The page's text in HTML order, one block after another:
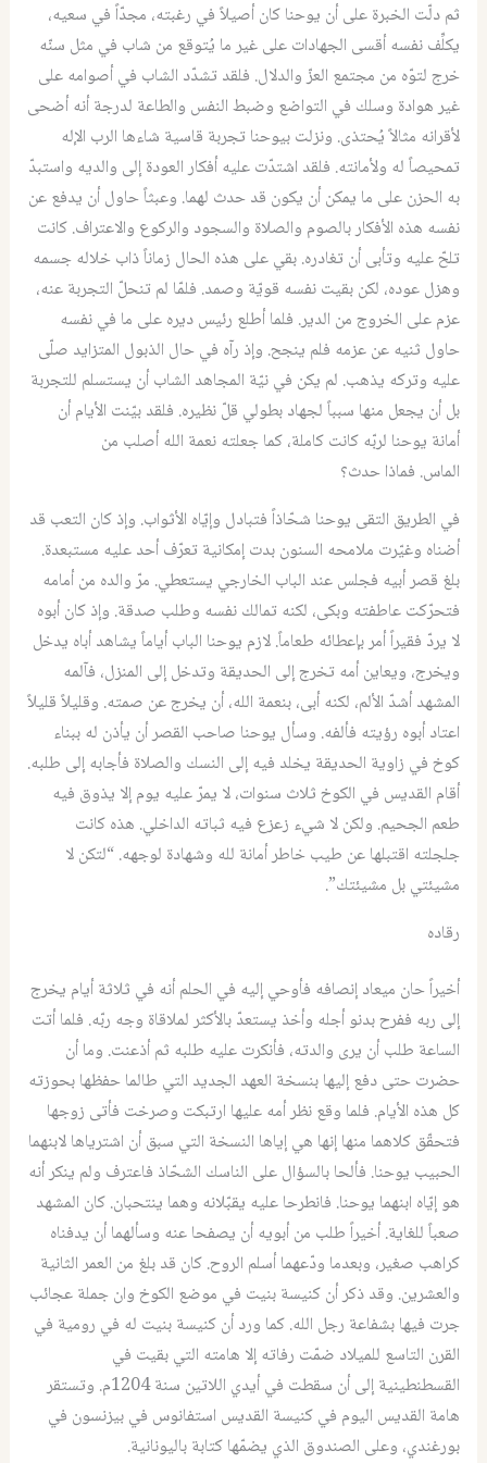
‏ثم دلّت الخبرة على أن يوحنا كان أصيلاً في رغبته، مجدّاً في سعيه،
يكلِّف نفسه أقسى الجهادات على غير ما يُتوقع من شاب في مثل سنّه
خرج لتوّه من مجتمع العزّ والدلال. فلقد تشدّد الشاب في أصوامه على
غير هوادة وسلك في التواضع وضبط النفس والطاعة لدرجة أنه أضحى
لأقرانه مثالاً يُحتذى. ‏ونزلت بيوحنا تجربة قاسية شاءها الرب الإله
تمحيصاً له ولأمانته. فلقد ‏اشتدّت عليه أفكار العودة إلى والديه واستبدّ
به الحزن على ما يمكن أن يكون قد حدث لهما. وعبثاً حاول أن يدفع عن
نفسه هذه الأفكار بالصوم والصلاة والسجود والركوع والاعتراف. كانت
تلحّ عليه وتأبى أن تغادره. بقي على هذه الحال زماناً ذاب خلاله جسمه
وهزل عوده، لكن بقيت نفسه قويّة وصمد. فلمّا لم تنحلّ التجربة عنه،
عزم على الخروج من الدير. فلما أطلع رئيس ديره على ما في نفسه
حاول ثنيه عن عزمه فلم ينجح. وإذ رآه في حال ‏الذبول المتزايد صلّى
عليه وتركه يذهب. ‏لم يكن في نيّة المجاهد الشاب أن يستسلم للتجربة
بل أن يجعل منها سبباً لجهاد بطولي قلّ نظيره. فلقد بيّنت الأيام أن
أمانة يوحنا لربّه كانت كاملة، ‏كما جعلته نعمة الله أصلب من
الماس. فماذا حدث؟
‏في الطريق التقى يوحنا شحّاذاً فتبادل وإيّاه الأثواب. وإذ كان التعب قد
أضناه وغيّرت ملامحه السنون بدت إمكانية تعرّف أحد عليه مستبعدة.
‏بلغ قصر أبيه فجلس عند الباب الخارجي يستعطي. مرّ والده من أمامه
فتحرّكت عاطفته وبكى، لكنه تمالك نفسه وطلب صدقة. وإذ كان أبوه
لا يردّ فقيراً أمر بإعطائه طعاماً. ‏لازم يوحنا الباب أياماً يشاهد أباه يدخل
ويخرج، ويعاين أمه تخرج إلى الحديقة وتدخل إلى المنزل، فآلمه
المشهد أشدّ الألم، لكنه أبى، بنعمة الله، أن يخرج عن صمته. ‏وقليلاً قليلاً
اعتاد أبوه رؤيته فألفه. وسأل يوحنا صاحب القصر أن يأذن له ببناء
كوخ في زاوية الحديقة يخلد فيه إلى النسك والصلاة فأجابه إلى طلبه.
‏أقام القديس في الكوخ ثلاث سنوات، لا يمرّ عليه يوم إلا يذوق فيه
طعم الجحيم. ولكن لا شيء زعزع فيه ثباته الداخلي. هذه كانت
جلجلته اقتبلها عن طيب خاطر أمانة لله وشهادة لوجهه. “لتكن لا
مشيئتي بل مشيئتك”.
رقاده
‏أخيراً حان ميعاد إنصافه فأوحي إليه في الحلم أنه في ثلاثة أيام يخرج
إلى ربه ففرح بدنو أجله وأخذ يستعدّ بالأكثر لملاقاة وجه ربّه. فلما أتت
الساعة طلب أن يرى والدته، فأنكرت عليه طلبه ثم أذعنت. وما أن
حضرت حتى دفع إليها بنسخة العهد الجديد التي طالما حفظها بحوزته
كل هذه الأيام. فلما وقع نظر أمه عليها ارتبكت وصرخت فأتى زوجها
فتحقّق كلاهما منها إنها هي إياها النسخة التي سبق أن اشترياها لابنهما
الحبيب يوحنا. فألحا بالسؤال على الناسك الشحّاذ فاعترف ولم ينكر أنه
هو إيّاه ابنهما يوحنا. فانطرحا عليه يقبّلانه وهما ينتحبان. كان المشهد
صعباً للغاية. أخيراً طلب من أبويه أن يصفحا عنه وسألهما أن يدفناه
كراهب صغير، وبعدما ودّعهما أسلم الروح. كان قد بلغ من العمر الثانية
والعشرين. ‏وقد ذكر أن كنيسة بنيت في موضع الكوخ وان جملة عجائب
جرت فيها بشفاعة رجل الله. كما ورد أن كنيسة بنيت له في رومية في
القرن التاسع للميلاد ضمّت رفاته إلا هامته التي بقيت في
القسطنطينية إلى أن سقطت في أيدي اللاتين سنة 1204‏م. وتستقر
هامة القديس اليوم في كنيسة القديس استفانوس في بيزنسون في
بورغندي، وعلى الصندوق الذي يضمّها كتابة باليونانية.